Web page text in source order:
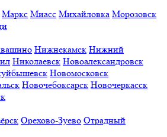
Маркс Миасс Михайловка Морозовск
Нижнекамск Нижний
Николаевск Новоалександровск
Новомосковск
Новочебоксарск Новочеркасск
Орехово-Зуево Отрадный